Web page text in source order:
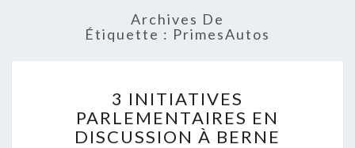
Archives De
Étiquette : PrimesAutos
INITIATIVES
PARLEMENTAIRES
EN
3 INITIATIVES
PARLEMENTAIRES EN
DISCUSSION À BERNE